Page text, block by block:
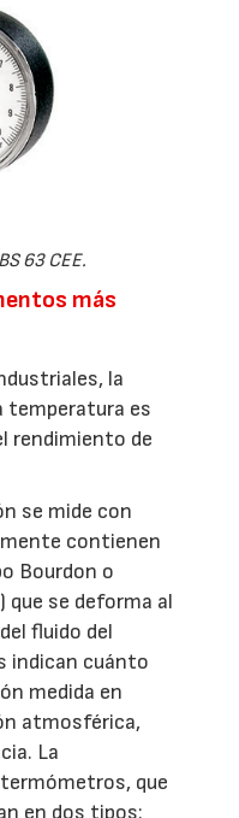
63 CEE.
más
la
temperatura es
rendimiento de
se mide con
contienen
Bourdon o
que se deforma al
fluido del
indican cuánto
medida en
atmosférica,
La
que
en dos tipos: